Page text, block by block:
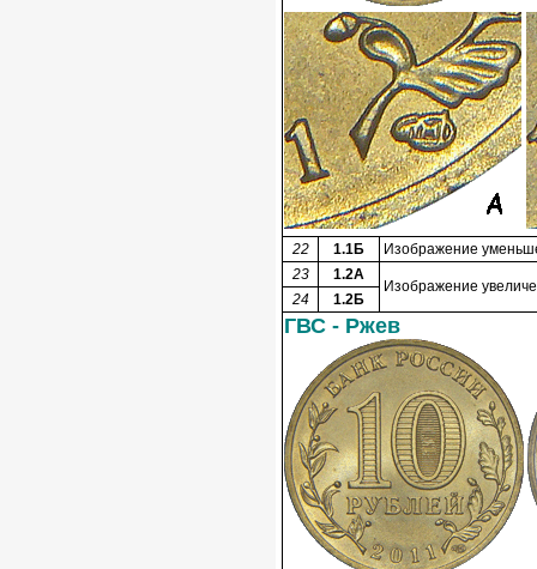
22 1.1Б
Изображение
23
1.2А
Изображение
24 1.2Б
ГВС - Ржев